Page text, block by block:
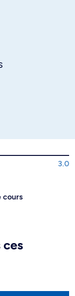
3.0
cours